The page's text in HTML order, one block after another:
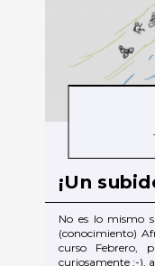
¡Un
No es lo mismo
(conocimiento)
curso Febrero,
curiosamente ;-),